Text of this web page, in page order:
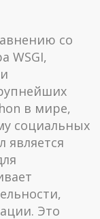
со
WSGI,
в мире,
социальных
является
Это